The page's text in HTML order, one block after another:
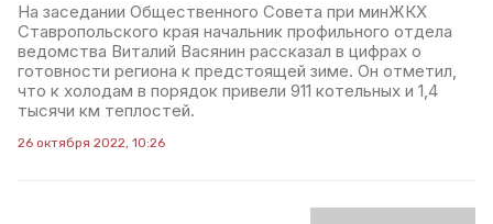
На заседании Общественного Совета при минЖКХ
Ставропольского края начальник профильного отдела
ведомства Виталий Васянин рассказал в цифрах о
готовности региона к предстоящей зиме. Он отметил,
что к холодам в порядок привели 911 котельных и 1,4
тысячи км теплостей.
26 октября 2022, 10:26